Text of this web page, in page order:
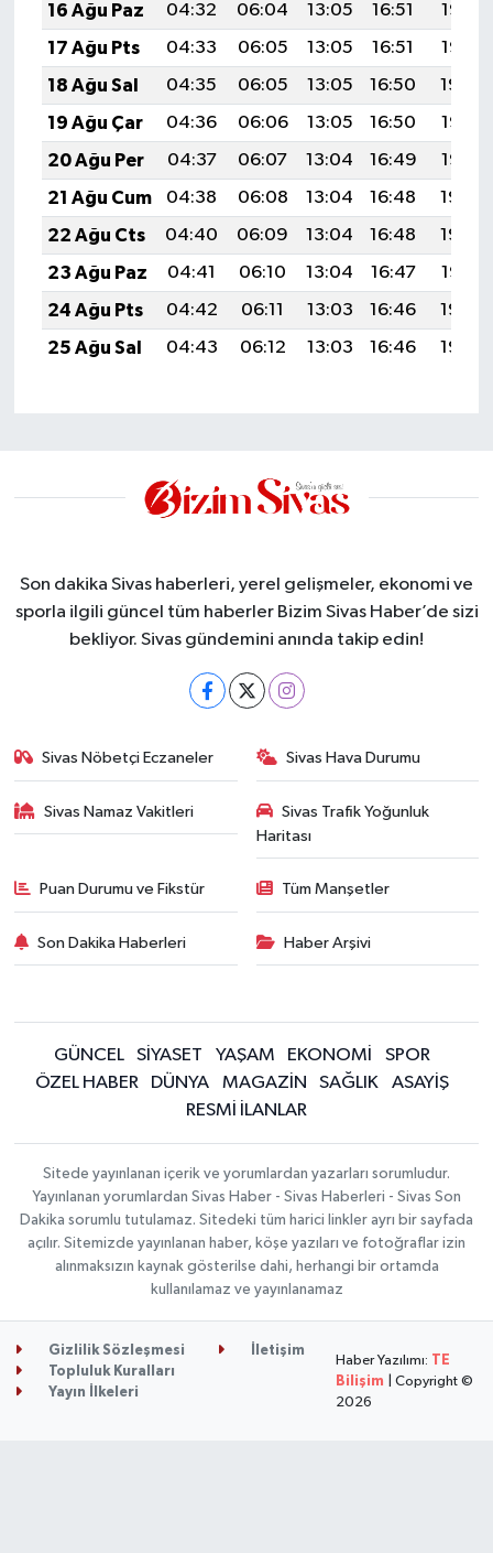
16 Ağu Paz
04:32 06:04 13:05 16:51
19:57
17 Ağu Pts
04:33 06:05 13:05 16:51
19:56
18 Ağu Sal
04:35 06:05 13:05 16:50
19:54
19 Ağu Çar
04:36 06:06 13:05 16:50
19:53
20 Ağu Per
04:37 06:07 13:04 16:49
19:52
21 Ağu Cum
04:38 06:08 13:04 16:48
19:50
22 Ağu Cts
04:40 06:09 13:04 16:48
19:49
23 Ağu Paz
04:41 06:10 13:04 16:47
19:47
24 Ağu Pts
04:42 06:11 13:03 16:46
19:46
25 Ağu Sal
04:43 06:12 13:03 16:46 19:45
Son dakika Sivas haberleri, yerel gelişmeler, ekonomi ve
sporla ilgili güncel tüm haberler Bizim Sivas Haber’de sizi
bekliyor. Sivas gündemini anında takip edin!
Sivas Nöbetçi Eczaneler Sivas Hava Durumu
Sivas Namaz Vakitleri
Sivas Trafik Yoğunluk
Haritası
Puan Durumu ve Fikstür Tüm Manşetler
Son Dakika Haberleri Haber Arşivi
GÜNCEL SİYASET YAŞAM EKONOMİ
SPOR
ÖZEL HABER
DÜNYA MAGAZİN SAĞLIK
ASAYİŞ
RESMİ İLANLAR
Sitede yayınlanan içerik ve yorumlardan yazarları sorumludur.
Yayınlanan yorumlardan Sivas Haber - Sivas Haberleri - Sivas Son
Dakika sorumlu tutulamaz. Sitedeki tüm harici linkler ayrı bir sayfada
açılır. Sitemizde yayınlanan haber, köşe yazıları ve fotoğraflar izin
alınmaksızın kaynak gösterilse dahi, herhangi bir ortamda
kullanılamaz ve yayınlanamaz
Gizlilik Sözleşmesi
İletişim
Topluluk Kuralları
Yayın İlkeleri
Haber Yazılımı: TE
Bilişim | Copyright ©
2026